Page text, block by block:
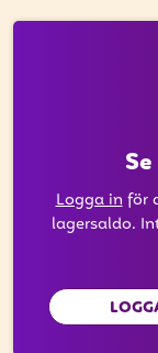
Logga inför
lagersaldo.